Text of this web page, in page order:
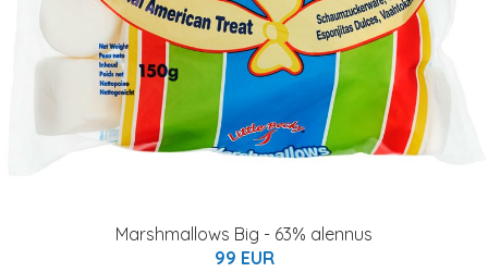
Marshmallows Big - 63% alennus
99 EUR